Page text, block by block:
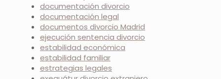
documentación divorcio
documentación legal
documentos divorcio Madrid
ejecución sentencia divorcio
estabilidad económica
estabilidad familiar
estrategias legales